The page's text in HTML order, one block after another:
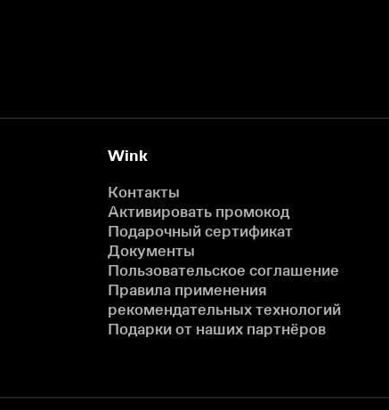
Wink
Контакты
Активировать промокод
Подарочный сертификат
Документы
Пользовательское соглашение
Правила применения
рекомендательных технологий
Подарки от наших партнёров